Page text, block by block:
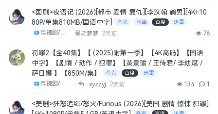
<国剧>夜语记 (2026)[都市 爱情 复仇][李汶翰 鹤男][4K+10
80P/单集810MB/国语中字]
夸克 阿里 百度 迅雷
电视剧/剧集 爱之梦梦 2天前 78
罚罪2【全40集】【 (2025)附第一季】【4K高码】【国语
中字】【剧情 / 动作 / 犯罪】【黄景瑜 / 王传君/ 李幼斌 /
萨日娜 】【850M/集】
夸克 百度 迅雷
电视剧/剧集 xyzzyj 2天前 134 1
<美剧>狂怒追缉/怒火/Furious (2026)[美国 剧情 惊悚 犯罪]